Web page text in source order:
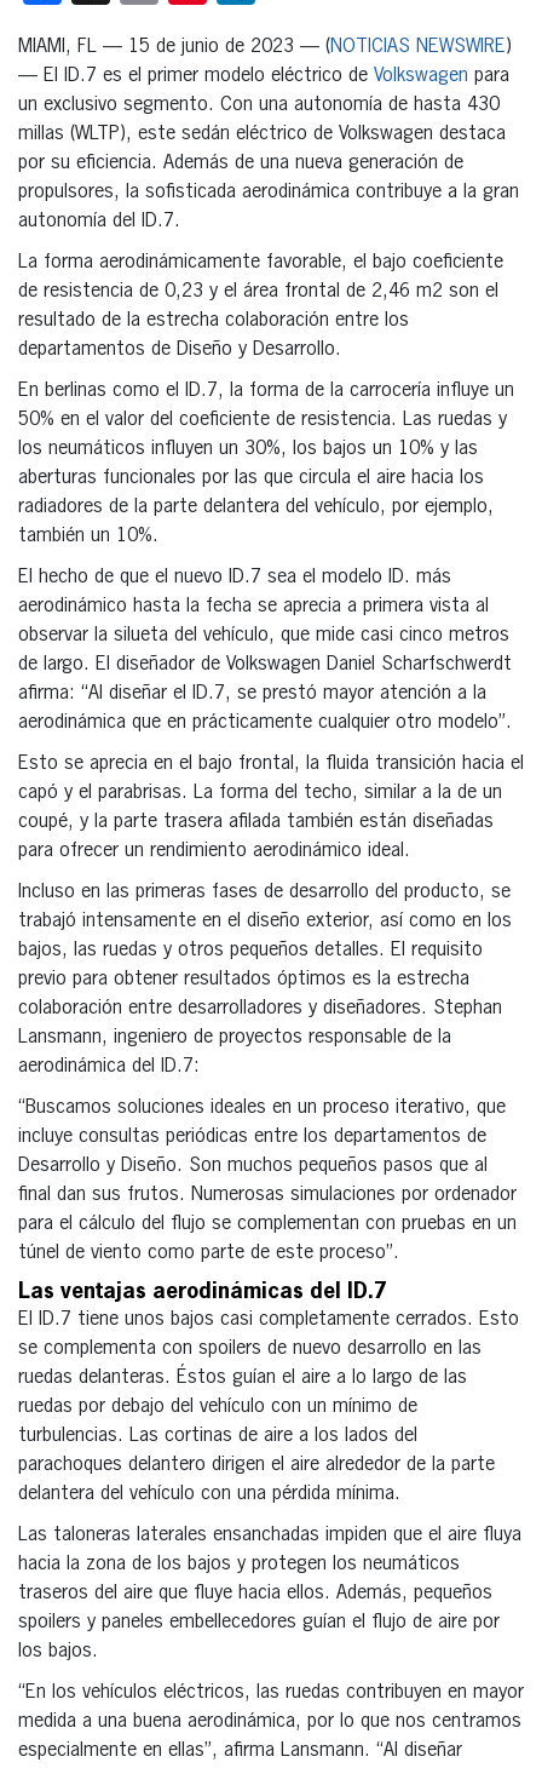
MIAMI, FL — 15 de junio de 2023 — (NOTICIAS NEWSWIRE)
— El ID.7 es el primer modelo eléctrico de Volkswagen para
un exclusivo segmento. Con una autonomía de hasta 430
millas (WLTP), este sedán eléctrico de Volkswagen destaca
por su eficiencia. Además de una nueva generación de
propulsores, la sofisticada aerodinámica contribuye a la gran
autonomía del ID.7.
La forma aerodinámicamente favorable, el bajo coeficiente
de resistencia de 0,23 y el área frontal de 2,46 m2 son el
resultado de la estrecha colaboración entre los
departamentos de Diseño y Desarrollo.
En berlinas como el ID.7, la forma de la carrocería influye un
50% en el valor del coeficiente de resistencia. Las ruedas y
los neumáticos influyen un 30%, los bajos un 10% y las
aberturas funcionales por las que circula el aire hacia los
radiadores de la parte delantera del vehículo, por ejemplo,
también un 10%.
El hecho de que el nuevo ID.7 sea el modelo ID. más
aerodinámico hasta la fecha se aprecia a primera vista al
observar la silueta del vehículo, que mide casi cinco metros
de largo. El diseñador de Volkswagen Daniel Scharfschwerdt
afirma: “Al diseñar el ID.7, se prestó mayor atención a la
aerodinámica que en prácticamente cualquier otro modelo”.
Esto se aprecia en el bajo frontal, la fluida transición hacia el
capó y el parabrisas. La forma del techo, similar a la de un
coupé, y la parte trasera afilada también están diseñadas
para ofrecer un rendimiento aerodinámico ideal.
Incluso en las primeras fases de desarrollo del producto, se
trabajó intensamente en el diseño exterior, así como en los
bajos, las ruedas y otros pequeños detalles. El requisito
previo para obtener resultados óptimos es la estrecha
colaboración entre desarrolladores y diseñadores. Stephan
Lansmann, ingeniero de proyectos responsable de la
aerodinámica del ID.7:
“Buscamos soluciones ideales en un proceso iterativo, que
incluye consultas periódicas entre los departamentos de
Desarrollo y Diseño. Son muchos pequeños pasos que al
final dan sus frutos. Numerosas simulaciones por ordenador
para el cálculo del flujo se complementan con pruebas en un
túnel de viento como parte de este proceso”.
Las ventajas aerodinámicas del ID.7
El ID.7 tiene unos bajos casi completamente cerrados. Esto
se complementa con spoilers de nuevo desarrollo en las
ruedas delanteras. Éstos guían el aire a lo largo de las
ruedas por debajo del vehículo con un mínimo de
turbulencias. Las cortinas de aire a los lados del
parachoques delantero dirigen el aire alrededor de la parte
delantera del vehículo con una pérdida mínima.
Las taloneras laterales ensanchadas impiden que el aire fluya
hacia la zona de los bajos y protegen los neumáticos
traseros del aire que fluye hacia ellos. Además, pequeños
spoilers y paneles embellecedores guían el flujo de aire por
los bajos.
“En los vehículos eléctricos, las ruedas contribuyen en mayor
medida a una buena aerodinámica, por lo que nos centramos
especialmente en ellas”, afirma Lansmann. “Al diseñar